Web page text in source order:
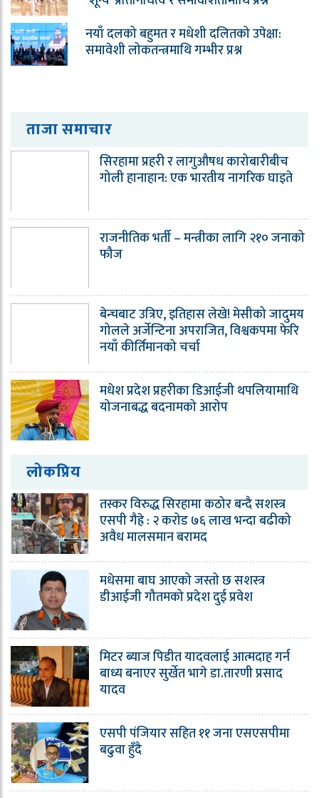
नयाँ दलको बहुमत र मधेशी दलितको उपेक्षा:
समावेशी लोकतन्त्रमाथि गम्भीर प्रश्न
ताजा समाचार
सिरहामा प्रहरी र लागुऔषध कारोबारीबीच
गोली हानाहान: एक भारतीय नागरिक घाइते
राजनीतिक भर्ती – मन्त्रीका लागि २१० जनाको
फौज
बेन्चबाट उत्रिए, इतिहास लेखे! मेसीको जादुमय
गोलले अर्जेन्टिना अपराजित, विश्वकपमा फेरि
नयाँ कीर्तिमानको चर्चा
मधेश प्रदेश प्रहरीका डिआईजी थपलियामाथि
योजनाबद्ध बदनामको आरोप
लोकप्रिय
तस्कर विरुद्ध सिरहामा कठोर बन्दै सशस्त्र
एसपी गैह्रे : २ करोड ७६ लाख भन्दा बढीको
अवैध मालसमान बरामद
मधेसमा बाघ आएको जस्तो छ सशस्त्र
डीआईजी गौतमको प्रदेश दुई प्रवेश
मिटर ब्याज पिडीत यादवलाई आत्मदाह गर्न
बाध्य बनाएर सुर्खेत भागे डा.तारणी प्रसाद
यादव
एसपी पंजियार सहित ११ जना एसएसपीमा
बढुवा हुँदै